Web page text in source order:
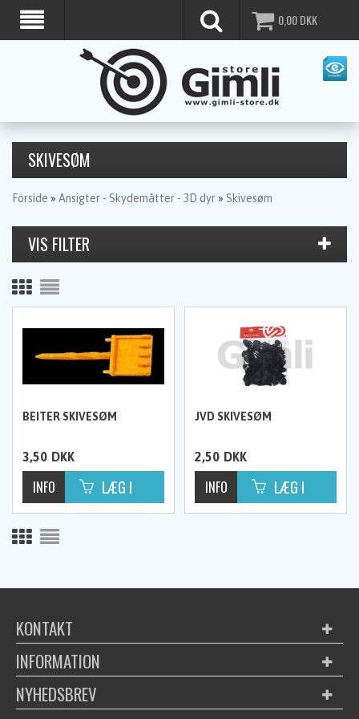
0,00DKK
SKIVESØM
Forside » Ansigter - Skydemåtter - 3D dyr » Skivesøm
BEITER SKIVESØM
3,50 DKK
JVD SKIVESØM
2,50 DKK
KONTAKT
INFORMATION
NYHEDSBREV